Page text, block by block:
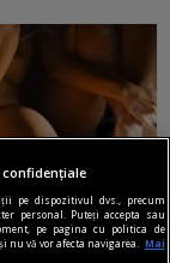
confidențiale
pe dispozitivul dvs., precum
personal. Puteți accepta sau
pe pagina cu politica de
nu vă vor afecta navigarea.
Mai